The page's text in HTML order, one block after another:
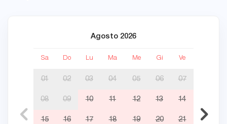
Agosto 2026
Sa Do Lu Ma Me Gi Ve
01 02 03 04 05 06 07
08 09 10 11 12 13 14
15 16 17 18 19 20 21